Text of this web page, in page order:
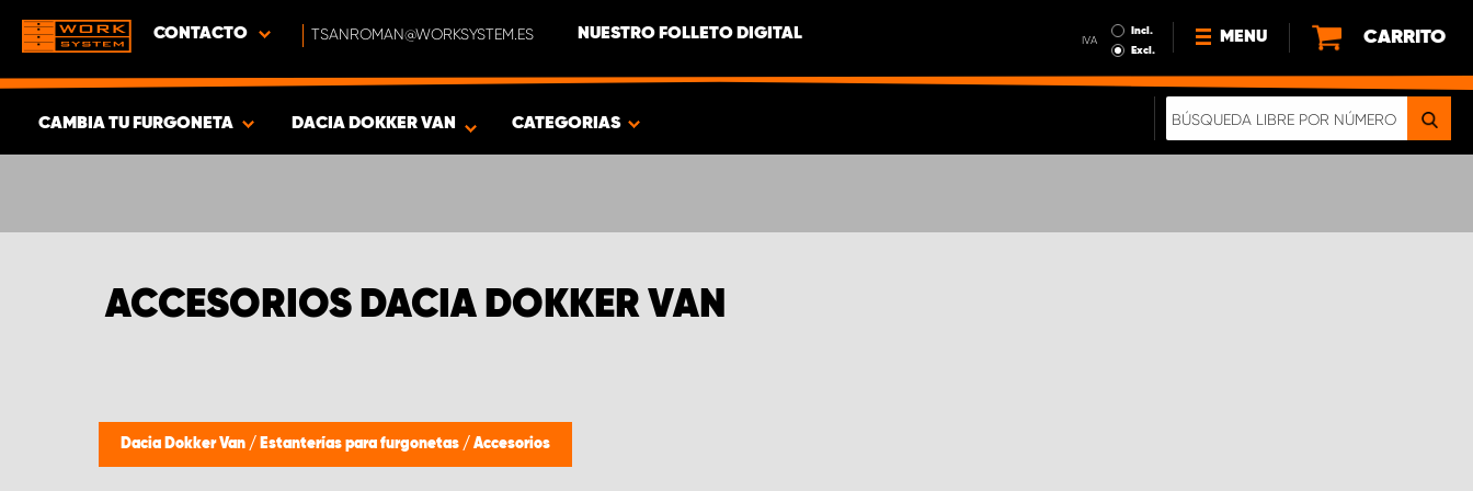
CONTACTO TSANROMAN@WORKSYSTEM.ES NUESTRO FOLLETO DIGITAL IVA
Incl.
Excl.
MENU
NOTICIAS
CARRITO
CAMBIA TU FURGONETA
PRODUCTOS
DACIA DOKKER VAN CATEGORIAS
ACCESORIOS DACIA DOKKER VAN
Dacia Dokker Van / Estanterías para furgonetas / Accesorios